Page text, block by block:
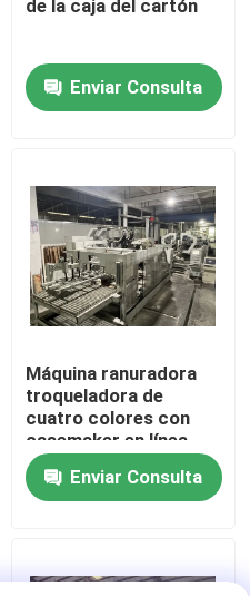
de la caja del cartón
Enviar Consulta
Máquina ranuradora
troqueladora de
cuatro colores con
casemaker en línea
Enviar Consulta